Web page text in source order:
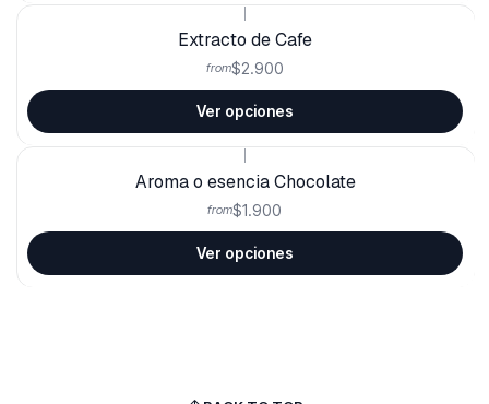
Extracto de Cafe
from$2.900
Ver opciones
Aroma o esencia Chocolate
from$1.900
Ver opciones